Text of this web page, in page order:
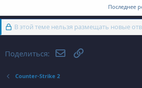
Последнее
В этой теме нельзя размещать новые
Поделиться: Электронная почта
Counter-Strike 2